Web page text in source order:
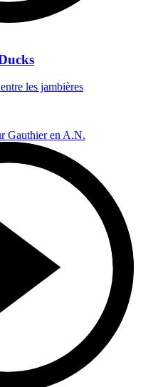
les jambières